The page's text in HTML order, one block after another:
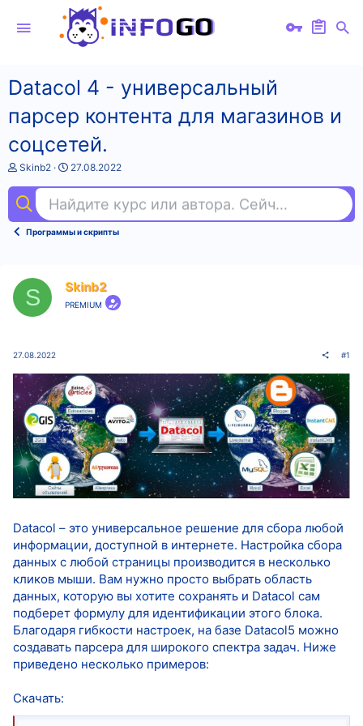
Datacol 4 - универсальный
парсер контента для магазинов и
соцсетей.
А
т
о
т
Skinb2
Д
а
н
а
а
27.08.2022
Найдите курс или автора. Сейчас ищут
Программы и скрипты
S Skinb2
PREMIUM
27.08.2022 #1
Datacol – это универсальное решение для сбора любой
информации, доступной в интернете. Настройка сбора
данных с любой страницы производится в несколько
кликов мыши. Вам нужно просто выбрать область
данных, которую вы хотите сохранять и Datacol сам
подберет формулу для идентификации этого блока.
Благодаря гибкости настроек, на базе Datacol5 можно
создавать парсера для широкого спектра задач. Ниже
приведено несколько примеров:
Скачать: